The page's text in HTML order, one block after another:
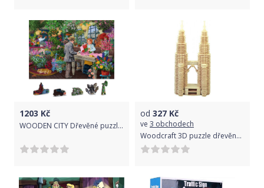
1203 Kč
WOODEN CITY Dřevěné puzzle Květinářství 2v1, 1000 dílků EKO
od 327 Kč
ve 3 obchodech
Woodcraft 3D puzzle dřevěná skládačka Pets Twin Towers P102